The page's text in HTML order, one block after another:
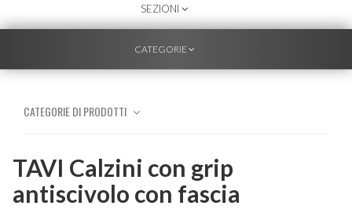
TOGGLE
NAVIGATION
SEZIONI
TOGGLE
CATEGORIE
CATEGORIE DI PRODOTTI
TAVI Calzini con grip
antiscivolo con fascia